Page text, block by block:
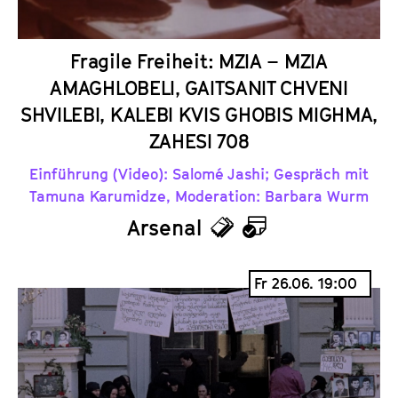
Fragile Freiheit: MZIA – MZIA
AMAGHLOBELI, GAITSANIT CHVENI
SHVILEBI, KALEBI KVIS GHOBIS MIGHMA,
ZAHESI 708
Einführung (Video): Salomé Jashi; Gespräch mit
Tamuna Karumidze, Moderation: Barbara Wurm
Arsenal
T
c
k
e
t
K
a
l
e
n
Fr 26.06. 19:00